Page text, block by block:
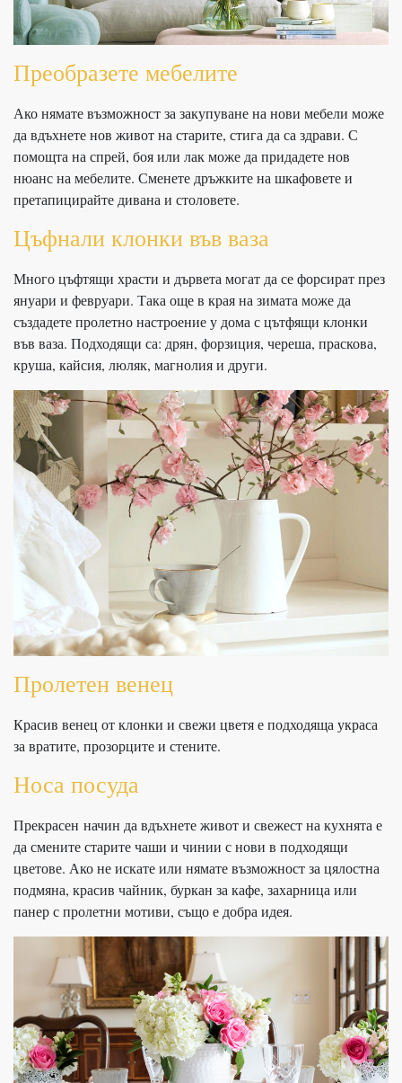
Преобразете мебелите
Ако нямате възможност за закупуване на нови мебели може
да вдъхнете нов живот на старите, стига да са здрави. С
помощта на спрей, боя или лак може да придадете нов
нюанс на мебелите. Сменете дръжките на шкафовете и
претапицирайте дивана и столовете.
Цъфнали клонки във ваза
Много цъфтящи храсти и дървета могат да се форсират през
януари и февруари. Така още в края на зимата може да
създадете пролетно настроение у дома с цътфящи клонки
във ваза. Подходящи са: дрян, форзиция, череша, праскова,
круша, кайсия, люляк, магнолия и други.
Пролетен венец
Красив венец от клонки и свежи цветя е подходяща украса
за вратите, прозорците и стените.
Носа посуда
Прекрасен начин да вдъхнете живот и свежест на кухнята е
да смените старите чаши и чинии с нови в подходящи
цветове. Ако не искате или нямате възможност за цялостна
подмяна, красив чайник, буркан за кафе, захарница или
панер с пролетни мотиви, също е добра идея.